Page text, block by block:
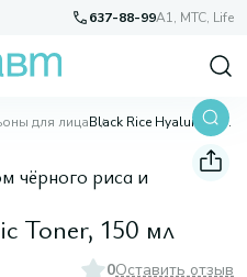
637-88-99A1, МТС, Life
для лица Black Rice Hyaluronic Toner, 150 мл
чёрного риса и
Toner, 150 мл
0Оставить отзыв